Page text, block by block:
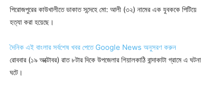
পিরোজপুরের কাউখালীতে ডাকাত সন্দেহে মো: আলী (৩২) নামের এক যুবককে পিটিয়ে
হত্যা করা হয়েছে।
দৈনিক এই বাংলার সর্বশেষ খবর পেতে Google News অনুসরণ করুন
রোববার (১৯ অক্টোবর) রাত ৮টার দিকে উপজেলার শিয়ালকাঠি বান্দাকাটা গ্রামে এ ঘটনা
ঘটে।